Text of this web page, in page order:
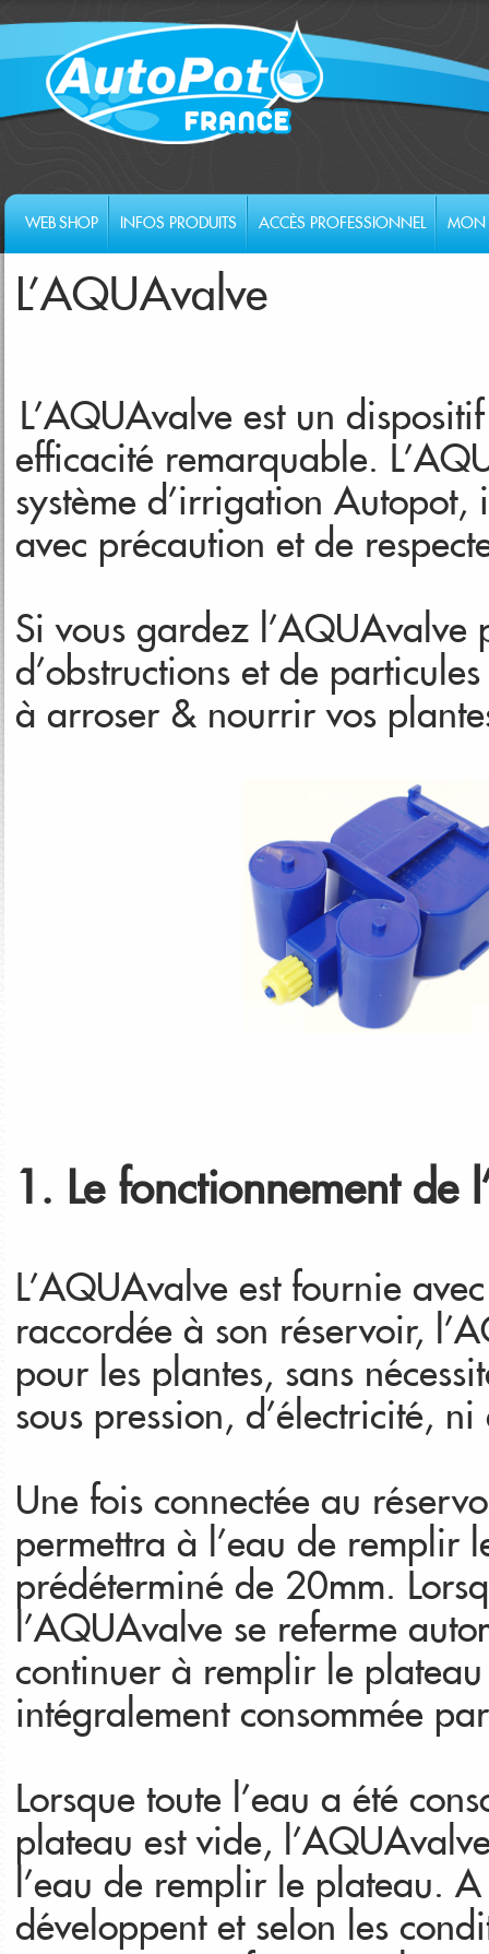
WEB SHOP INFOS PRODUITS ACCÈS PROFESSIONNEL MON
L'AQUAvalve
L’AQUAvalve est un
efficacité remarquable.
système d’irrigation
avec précaution et de
Si vous gardez
d’obstructions et de
à arroser & nourrir vos
1. Le fonctionnement de
L’AQUAvalve est fournie
raccordée à son réservoir,
pour les plantes, sans
sous pression, d’électricité,
Une fois connectée au
permettra à l’eau de remplir
prédéterminé de 20mm.
l’AQUAvalve se referme
continuer à remplir le plateau
intégralement consommée
Lorsque toute l’eau a été
plateau est vide,
l’eau de remplir le plateau.
développent et selon les